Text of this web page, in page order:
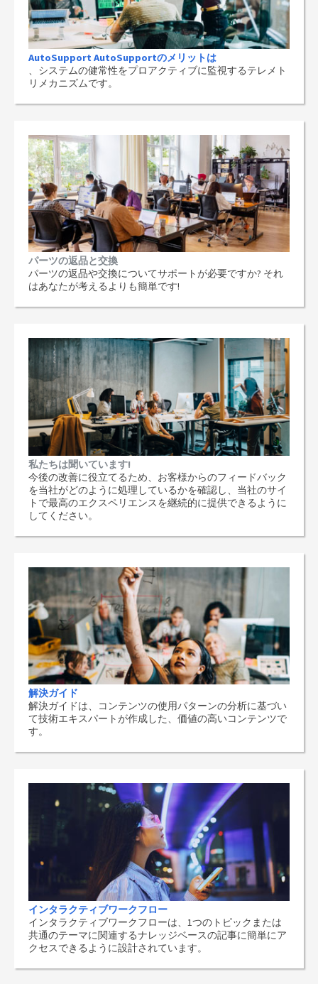
AutoSupport AutoSupportのメリットは
、システムの健常性をプロアクティブに監視するテレメト
リメカニズムです。
パーツの返品と交換
パーツの返品や交換についてサポートが必要ですか? それ
はあなたが考えるよりも簡単です!
私たちは聞いています!
今後の改善に役立てるため、お客様からのフィードバック
を当社がどのように処理しているかを確認し、当社のサイ
トで最高のエクスペリエンスを継続的に提供できるように
してください。
解決ガイド
解決ガイドは、コンテンツの使用パターンの分析に基づい
て技術エキスパートが作成した、価値の高いコンテンツで
す。
インタラクティブワークフロー
インタラクティブワークフローは、1つのトピックまたは
共通のテーマに関連するナレッジベースの記事に簡単にア
クセスできるように設計されています。